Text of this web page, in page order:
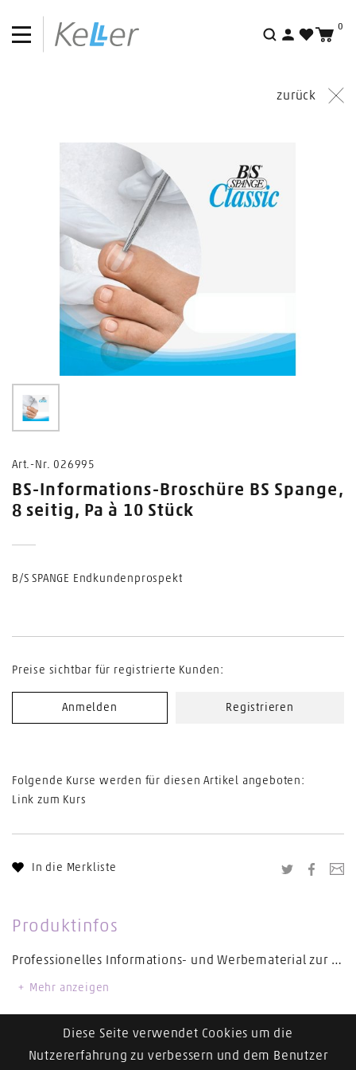
Suche
0
zurück
0
Art.-Nr. 026995
BS-Informations-Broschüre BS Spange,
8 seitig, Pa à 10 Stück
B/S SPANGE Endkundenprospekt
Preise sichtbar für registrierte Kunden:
Anmelden Registrieren
Folgende Kurse werden für diesen Artikel angeboten:
Link zum Kurs
In die Merkliste Twitter
Produktinfos
Professionelles Informations- und Werbematerial zur gezielten Unterstützung Ihrer Beratung.
Mehr anzeigen
Diese Seite verwendet Cookies um die
Nutzererfahrung zu verbessern und dem Benutzer